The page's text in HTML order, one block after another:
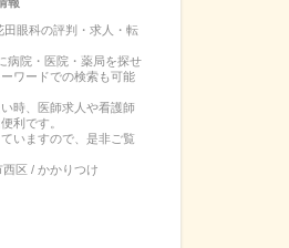
田眼科の評判・求人・転
病院・医院・薬局を探せ
ワードでの検索も可能
時、医師求人や看護師
利です。
いますので、是非ご覧
区 / かかりつけ